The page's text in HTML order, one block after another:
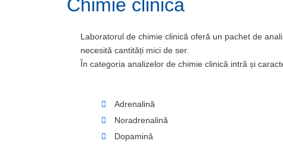
Chimie clinică
Laboratorul de chimie clinică oferă un pachet de
necesită cantități mici de ser.
În categoria analizelor de chimie clinică intră și
Adrenalină
Noradrenalină
Dopamină